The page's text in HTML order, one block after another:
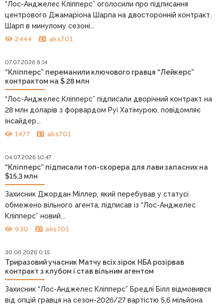
“Лос-Анджелес Кліпперс” оголосили про підписання
центрового Джамаріона Шарпа на двосторонній контракт.
Шарп в минулому сезоні...
2444 aks701
07.07.2026 8:14
“Кліпперс” переманили ключового гравця “Лейкерс”
контрактом на $ 28 млн
“Лос-Анджелес Кліпперс” підписали дворічний контракт на
28 млн доларів з форвардом Руї Хатімурою, повідомляє
інсайдер...
1477 aks701
04.07.2026 10:47
“Кліпперс” підписали топ-скорера для лави запасних на
$15,3 млн
Захисник Джордан Міллер, який перебував у статусі
обмежено вільного агента, підписав із “Лос-Анджелес
Кліпперс” новий...
930 aks701
30.06.2026 0:15
Триразовий учасник Матчу всіх зірок НБА розірвав
контракт з клубом і став вільним агентом
Захисник “Лос-Анджелес Кліпперс” Бредлі Білл відмовився
від опцій гравця на сезон-2026/27 вартістю 5,6 мільйона